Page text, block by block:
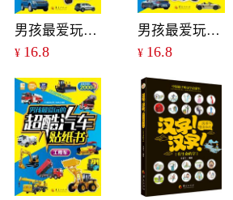
男孩最爱玩的超酷汽车贴纸书：越野车
¥ 16.8
男孩最爱玩的超酷汽车贴纸书：赛车和跑车
¥ 16.8